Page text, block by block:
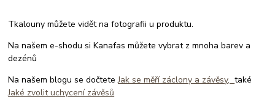
Tkalouny můžete vidět na fotografii u produktu.
Na našem e-shodu si Kanafas můžete vybrat z mnoha barev a
dezénů
Na našem blogu se dočteteJak se měří záclony a závěsy,také
Jaké zvolit uchycení závěsů